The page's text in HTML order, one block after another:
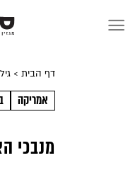
דף הבית >
אמריקה
מנבכי